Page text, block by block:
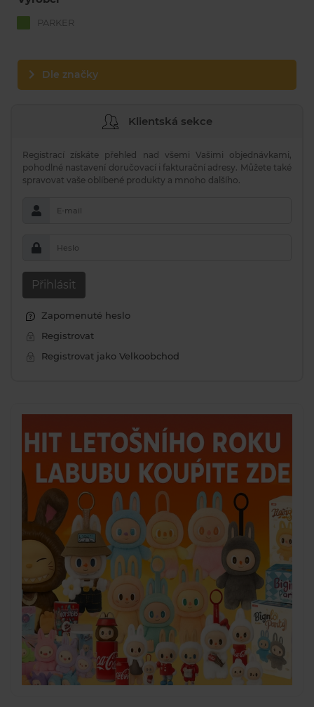
PARKER
Dle značky
Klientská sekce
Registrací získáte přehled nad všemi Vašimi objednávkami,
pohodlné nastavení doručovací i fakturační adresy. Můžete také
spravovat vaše oblíbené produkty a mnoho dalšího.
E-mail
Heslo
Přihlásit
Zapomenuté heslo
Registrovat
Registrovat jako Velkoobchod